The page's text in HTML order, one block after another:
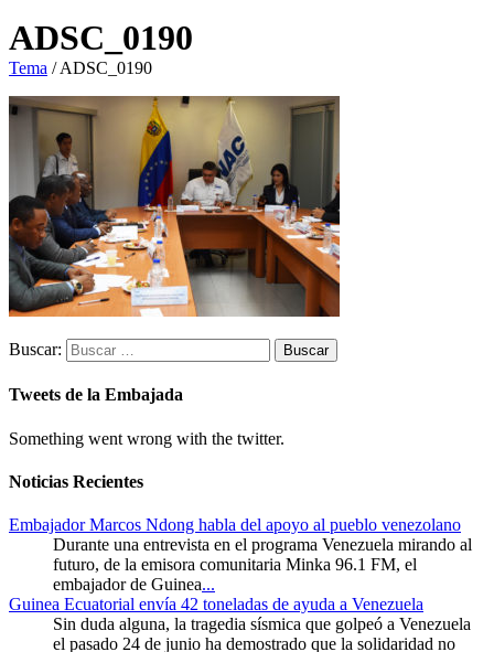
ADSC_0190
Tema /ADSC_0190
Buscar:
Tweets de la Embajada
Something went wrong with the twitter.
Noticias Recientes
Embajador Marcos Ndong habla del apoyo al pueblo venezolano
Durante una entrevista en el programa Venezuela mirando al
futuro, de la emisora comunitaria Minka 96.1 FM, el
embajador de Guinea...
Guinea Ecuatorial envía 42 toneladas de ayuda a Venezuela
Sin duda alguna, la tragedia sísmica que golpeó a Venezuela
el pasado 24 de junio ha demostrado que la solidaridad no